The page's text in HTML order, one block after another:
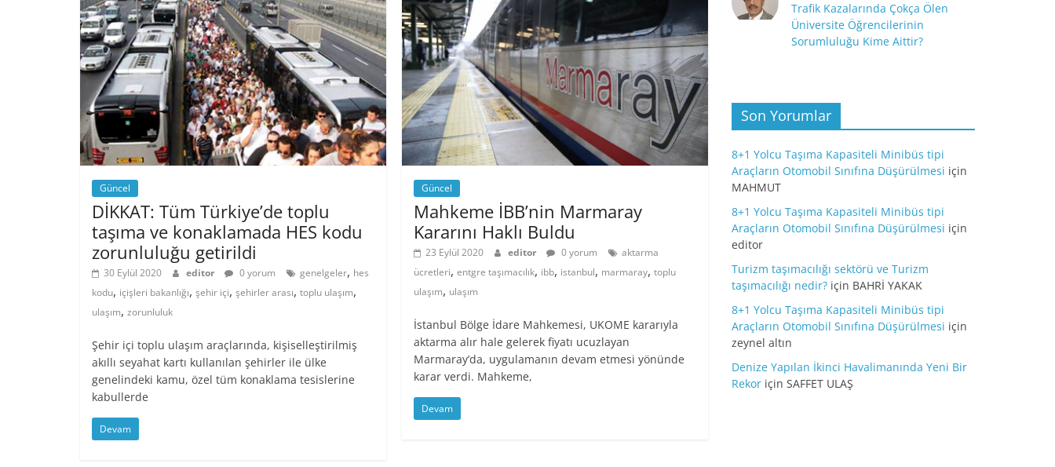
Güncel
DİKKAT: Tüm Türkiye’de toplu
taşıma ve konaklamada HES kodu
zorunluluğu getirildi
30 Eylül 2020 editor 0 yorum genelgeler, hes
kodu, içişleri bakanlığı, şehir içi, şehirler arası, toplu ulaşım,
ulaşım, zorunluluk
Şehir içi toplu ulaşım araçlarında, kişiselleştirilmiş
akıllı seyahat kartı kullanılan şehirler ile ülke
genelindeki kamu, özel tüm konaklama tesislerine
kabullerde
Devam
Güncel
Mahkeme İBB’nin Marmaray
Kararını Haklı Buldu
23 Eylül 2020 editor 0 yorum
aktarma
ücretleri,entgre taşımacılık, ibb, istanbul, marmaray,toplu
ulaşım, ulaşım
İstanbul Bölge İdare Mahkemesi, UKOME kararıyla
aktarma alır hale gelerek fiyatı ucuzlayan
Marmaray’da, uygulamanın devam etmesi yönünde
karar verdi. Mahkeme,
Devam
Trafik Kazalarında Çokça Ölen
Üniversite Öğrencilerinin
Sorumluluğu Kime Aittir?
Son Yorumlar
8+1 Yolcu Taşıma Kapasiteli Minibüs tipi
Araçların Otomobil Sınıfına Düşürülmesi için
MAHMUT
8+1 Yolcu Taşıma Kapasiteli Minibüs tipi
Araçların Otomobil Sınıfına Düşürülmesi için
editor
Turizm taşımacılığı sektörü ve Turizm
taşımacılığı nedir? için BAHRİ YAKAK
8+1 Yolcu Taşıma Kapasiteli Minibüs tipi
Araçların Otomobil Sınıfına Düşürülmesi için
zeynel altın
Denize Yapılan İkinci Havalimanında Yeni Bir
Rekor için SAFFET ULAŞ